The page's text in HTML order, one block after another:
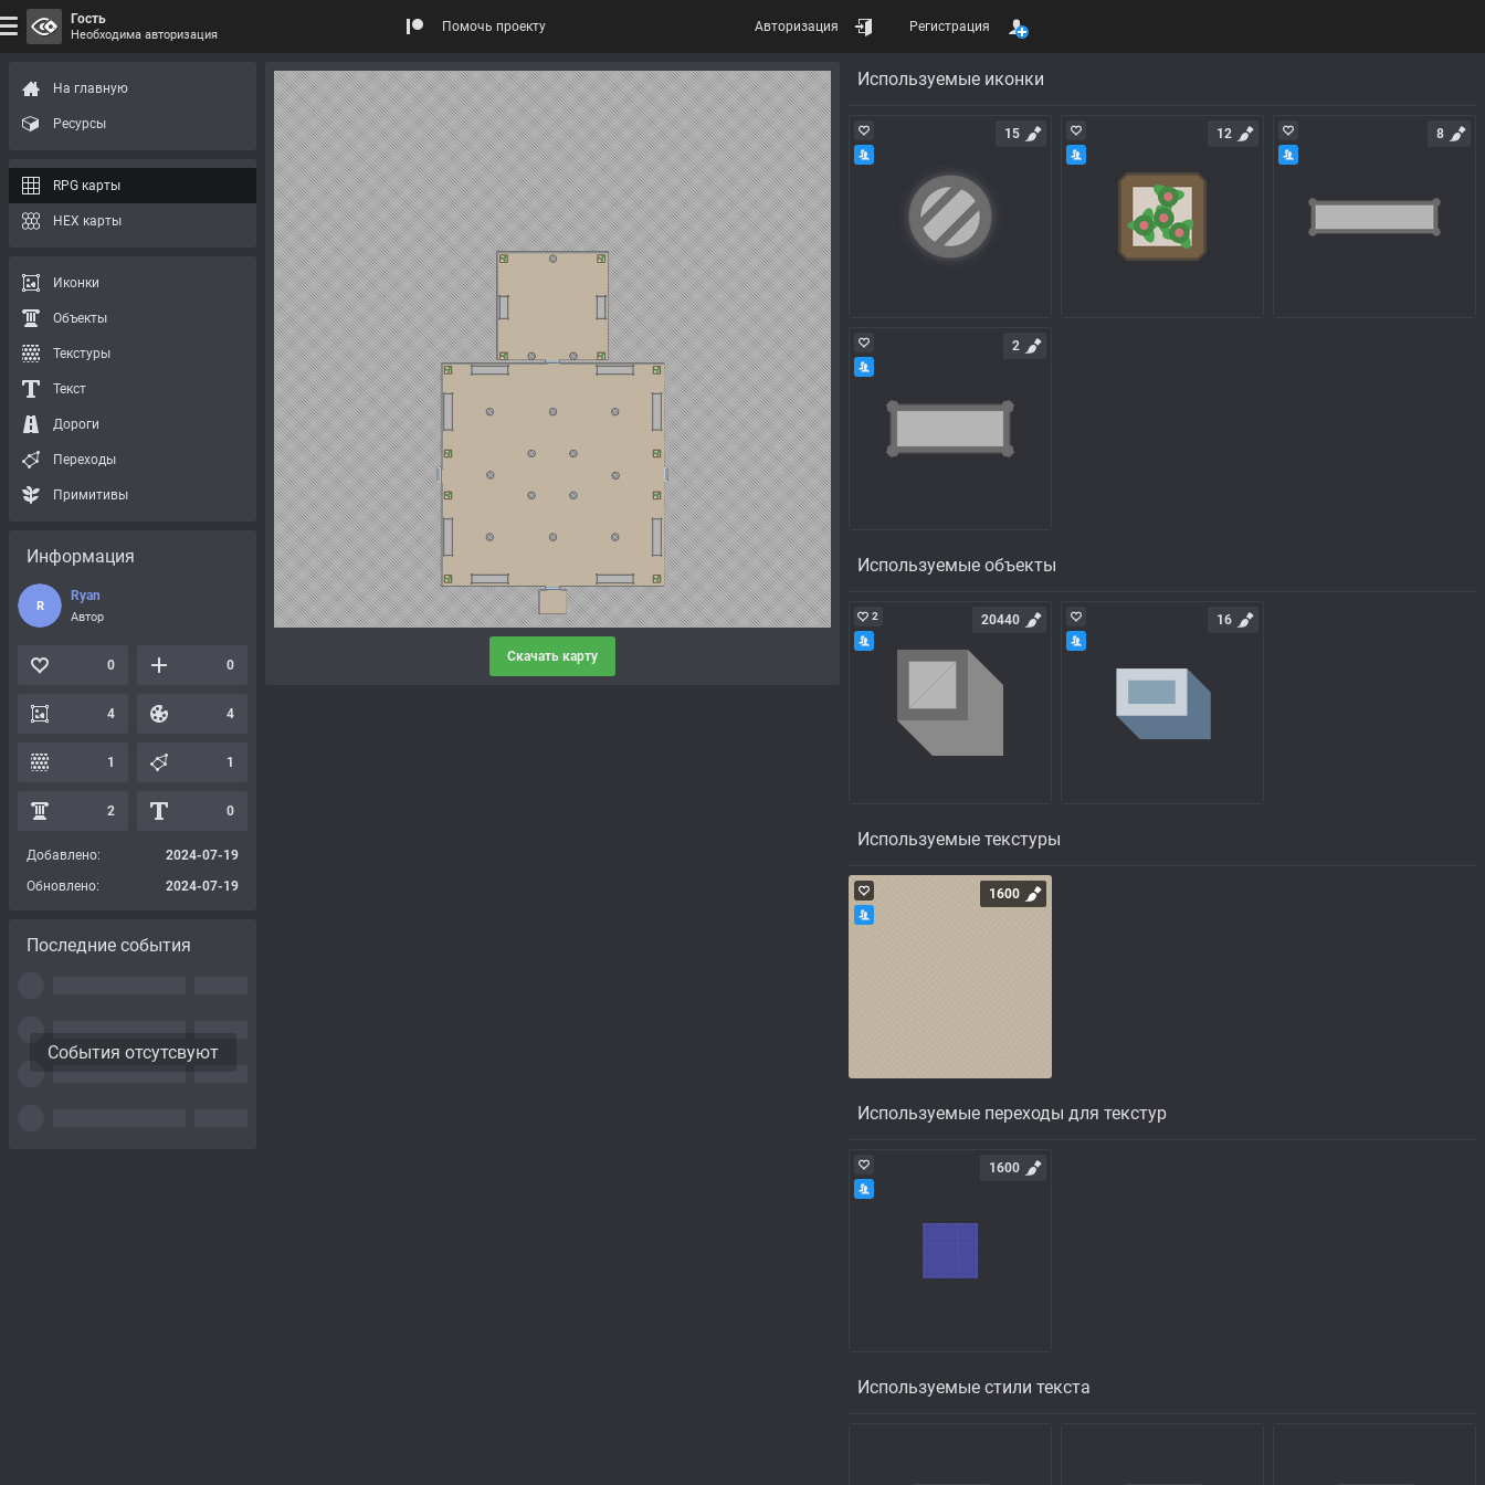
Скачать карту
Используемые иконки
15 12 8
2
Используемые объекты
2 20440 16
Используемые текстуры
1600
Используемые переходы для текстур
1600
Используемые стили текста
На главную
Ресурсы
RPG карты
HEX карты
Иконки
Объекты
Текстуры
Текст
Дороги
Переходы
Примитивы
Информация
R
Ryan
Автор
0 0
4 4
1 1
2 0
Добавлено:
2024-07-19
Обновлено:
2024-07-19
Последние события
События отсутсвуют
Гость
Необходима авторизация
Помочь проекту Авторизация Регистрация